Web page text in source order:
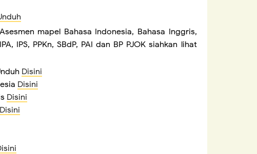
mapel Bahasa Indonesia, Bahasa Inggris,
IPS, PPKn, SBdP, PAI dan BP PJOK siahkan lihat
Disini
Disini
Disini
Disini